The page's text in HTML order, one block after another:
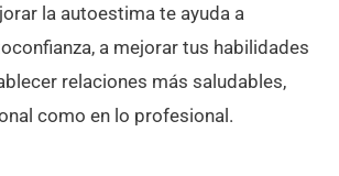
la autoestima te ayuda a
a mejorar tus habilidades
relaciones más saludables,
como en lo profesional.